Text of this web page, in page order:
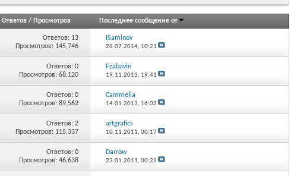
Ответов / Просмотров Последнее сообщение от
Ответов: 13
Просмотров: 145,746
ISaminov
28.07.2014, 10:21
Ответов: 0
Просмотров: 68,120
Fzabavin
19.11.2013, 19:41
Ответов: 0
Просмотров: 89,562
Cammelia
14.01.2013, 16:02
Ответов: 2
Просмотров: 115,337
artgrafics
10.11.2011,00:17
Ответов: 0
Просмотров: 46,638
Darrow
23.01.2011,00:23